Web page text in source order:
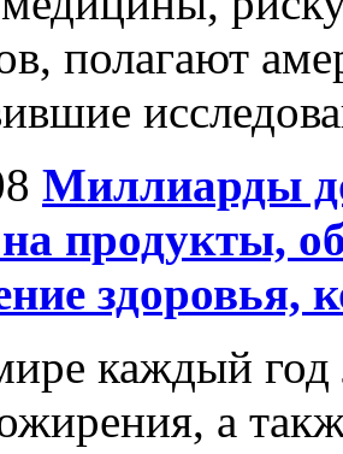
полагают
Миллиарды
продукты,
здоровья,
каждый
а